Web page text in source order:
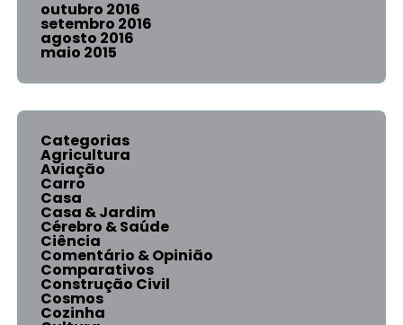
outubro 2016
setembro 2016
agosto 2016
maio 2015
Categorias
Agricultura
Aviação
Carro
Casa
Casa & Jardim
Cérebro & Saúde
Ciência
Comentário & Opinião
Comparativos
Construção Civil
Cosmos
Cozinha